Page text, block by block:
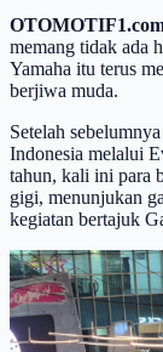
OTOMOTIF1.
memang tidak ada
Yamaha itu terus
berjiwa muda.
Setelah
Indonesia melalui
tahun, kali ini para
gigi, menunjukan
kegiatan bertajuk